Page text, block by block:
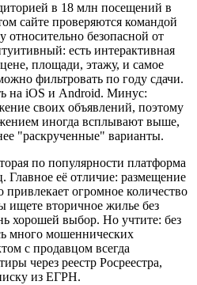
в 18 млн посещений в
сайте проверяются командой
относительно безопасной от
есть интерактивная
площади, этажу, и самое
фильтровать по году сдачи.
на iOS и Android. Минус:
своих объявлений, поэтому
иногда всплывают выше,
"раскрученные" варианты.
по популярности платформа
Главное её отличие: размещение
огромное количество
ищете вторичное жилье без
хорошей выбор. Но учтите: без
много мошеннических
с продавцом всегда
через реестр Росреестра,
из ЕГРН.